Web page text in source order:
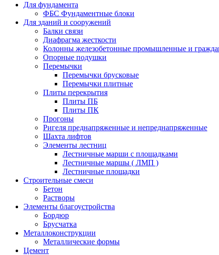
Для фундамента
ФБС Фундаментные блоки
Для зданий и сооружений
Балки связи
Диафрагма жесткости
Колонны железобетонные промышленные и
Опорные подушки
Перемычки
Перемычки брусковые
Перемычки плитные
Плиты перекрытия
Плиты ПБ
Плиты ПК
Прогоны
Ригеля преднапряженные и непреднапряженные
Шахта лифтов
Элементы лестниц
Лестничные марши с площадками
Лестничные маршы ( ЛМП )
Лестничные площадки
Строительные смеси
Бетон
Растворы
Элементы благоустройства
Бордюр
Брусчатка
Металлоконструкции
Металлические формы
Цемент